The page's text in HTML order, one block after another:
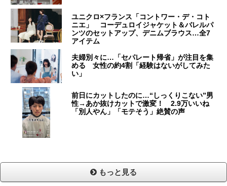
ユニクロ×フランス「コントワー・デ・コト
ニエ」 コーデュロイジャケット＆バレルパ
ンツのセットアップ、デニムブラウス…全7
アイテム
夫婦別々に…「セパレート帰省」が注目を集
める 女性の約4割「経験はないがしてみた
い」
前日にカットしたのに…“しっくりこない”男
性→あか抜けカットで激変！ 2.9万いいね
「別人やん」「モテそう」絶賛の声
もっと見る